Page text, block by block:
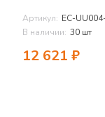
Артикул: EC-
В наличии: 30 шт
12 621 ₽